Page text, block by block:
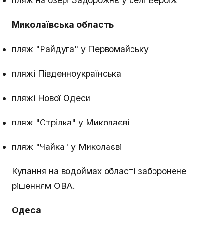
Миколаївська область
пляж "Райдуга" у Первомайську
пляжі Південноукраїнська
пляжі Нової Одеси
пляж "Стрілка" у Миколаєві
пляж "Чайка" у Миколаєві
Купання на водоймах області заборонене
рішенням ОВА.
Одеса